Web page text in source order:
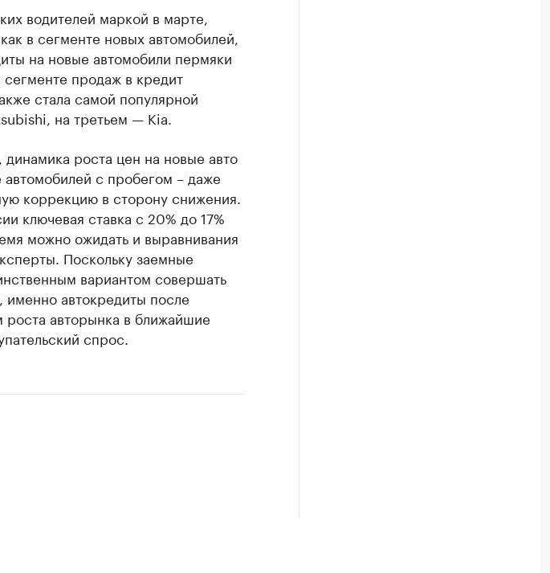
водителей маркой в марте,
в сегменте новых автомобилей,
на новые автомобили пермяки
продаж в кредит
стала самой популярной
на третьем — Kia.
роста цен на новые авто
с пробегом – даже
коррекцию в сторону снижения.
ключевая ставка с 20% до 17%
можно ожидать и выравнивания
Поскольку заемные
вариантом совершать
именно автокредиты после
роста авторынка в ближайшие
спрос.